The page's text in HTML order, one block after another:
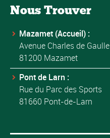
Nous Trouver
Mazamet (Accueil) :
Avenue Charles de Gaulle
81200 Mazamet
Pont de Larn :
Rue du Parc des Sports
81660 Pont-de-Larn